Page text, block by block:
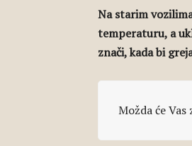
Na starim
temperaturu, a
znači, kada bi
Možda će